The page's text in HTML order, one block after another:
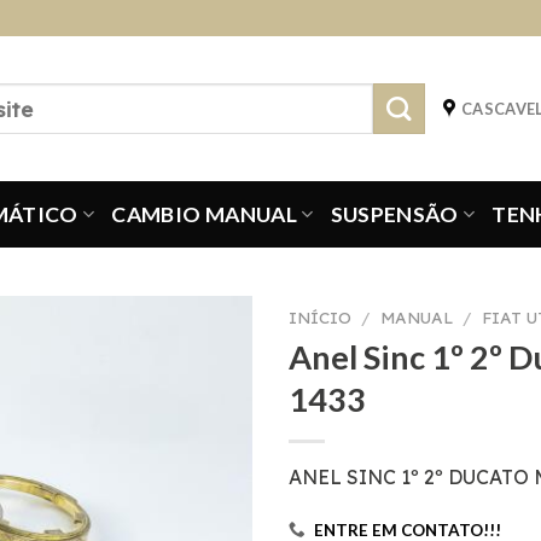
CAMBIO MANUAL SUSPENSÃO
INÍCIO / MANUAL / FIAT
Anel Sinc 1º 2º
1433
ANEL SINC 1º 2º DUCATO
ENTRE EM CONTATO!!!